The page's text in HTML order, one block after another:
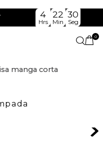
4
Hrs
22
Min
30
Seg
0
manga corta